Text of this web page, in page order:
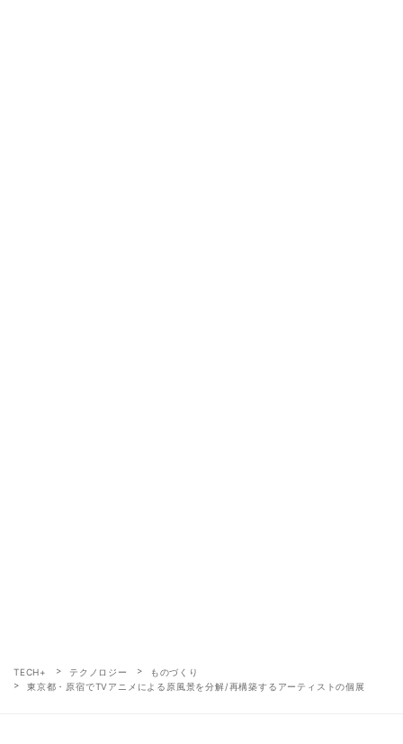
TECH+ テクノロジー
ものづくり
東京都・原宿でTVアニメによる原風景を分解/再構築するアーティストの個展